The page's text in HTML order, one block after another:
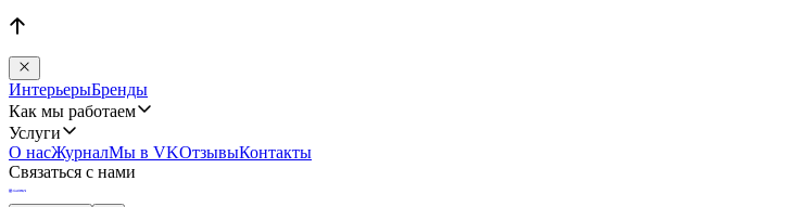
ИнтерьерыБренды
Как мы работаем
Услуги
О насЖурналМы в VKОтзывыКонтакты
Связаться с нами